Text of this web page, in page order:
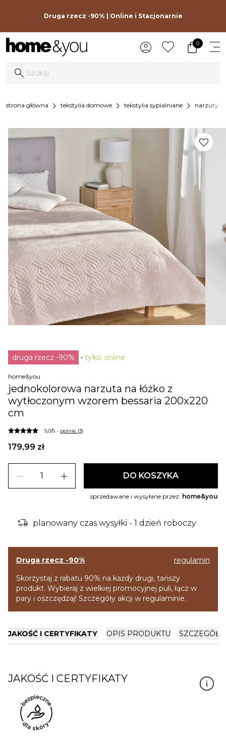
Druga rzecz -90% | Online i Stacjonarnie
0
strona główna chevron_right tekstylia domowe chevron_right tekstylia sypialniane chevron_right narzuty
druga rzecz -90% tylko online
home&you
jednokolorowa narzuta na łóżko z
wytłoczonym wzorem bessaria 200x220
cm
5,0/5 - opinie (3)
179,99 zł
remove add DO KOSZYKA
sprzedawane i wysyłane przez: home&you
delivery_truck_bolt planowany czas wysyłki - 1 dzień roboczy
Druga rzecz -90%
regulamin
Skorzystaj z rabatu 90% na każdy drugi, tańszy
produkt. Wybieraj z wielkiej promocyjnej puli, łącz w
pary i oszczędzaj! Szczegóły akcji w regulaminie.
favorite
JAKOŚĆ I CERTYFIKATY OPIS PRODUKTU
JAKOŚĆ I CERTYFIKATY